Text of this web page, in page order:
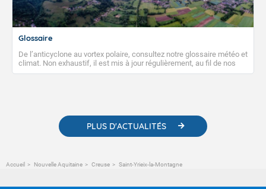
Glossaire
De l’anticyclone au vortex polaire, consultez notre glossaire météo et
climat. Non exhaustif, il est mis à jour régulièrement, au fil de nos
publications. Vous y trouverez également des liens utiles vers nos
PLUS D'ACTUALITÉS
Accueil Nouvelle Aquitaine Creuse Saint-Yrieix-la-Montagne